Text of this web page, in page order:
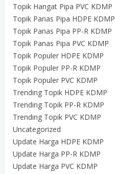
Topik Hangat Pipa PVC KDMP
Topik Panas Pipa HDPE KDMP
Topik Panas Pipa PP-R KDMP
Topik Panas Pipa PVC KDMP
Topik Populer HDPE KDMP
Topik Populer PP-R KDMP
Topik Populer PVC KDMP
Trending Topik HDPE KDMP
Trending Topik PP-R KDMP
Trending Topik PVC KDMP
Uncategorized
Update Harga HDPE KDMP
Update Harga PP-R KDMP
Update Harga PVC KDMP